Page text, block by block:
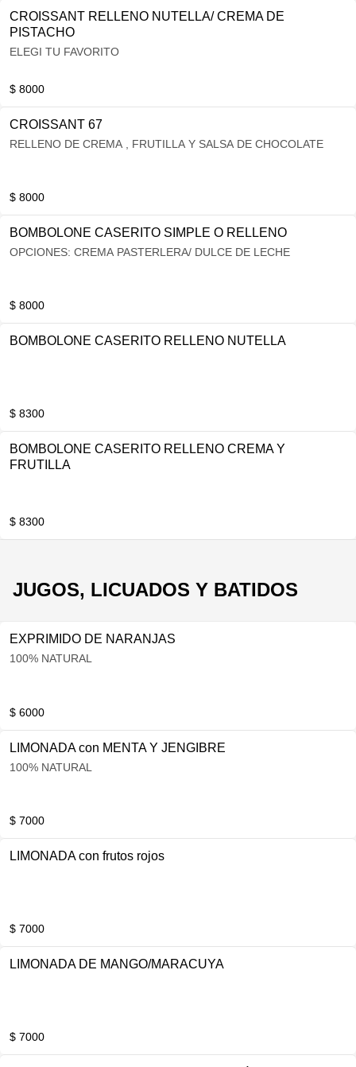
CROISSANT RELLENO NUTELLA/ CREMA DE
PISTACHO
ELEGI TU FAVORITO
$ 8000
CROISSANT 67
RELLENO DE CREMA , FRUTILLA Y SALSA DE CHOCOLATE
$ 8000
BOMBOLONE CASERITO SIMPLE O RELLENO
OPCIONES: CREMA PASTERLERA/ DULCE DE LECHE
$ 8000
BOMBOLONE CASERITO RELLENO NUTELLA
$ 8300
BOMBOLONE CASERITO RELLENO CREMA Y
FRUTILLA
$ 8300
JUGOS, LICUADOS Y BATIDOS
EXPRIMIDO DE NARANJAS
100% NATURAL
$ 6000
LIMONADA con MENTA Y JENGIBRE
100% NATURAL
$ 7000
LIMONADA con frutos rojos
$ 7000
LIMONADA DE MANGO/MARACUYA
$ 7000